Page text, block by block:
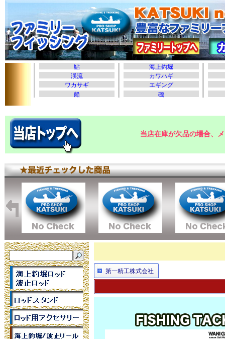
当店在庫が欠品の場合、
第一精工株式会社